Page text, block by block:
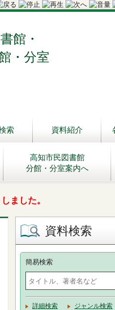
館・
・分室
索 資料紹介
高知市民図書館
分館・分室案内へ
ました。
資料検索
簡易検索
詳細検索 ジャンル検索